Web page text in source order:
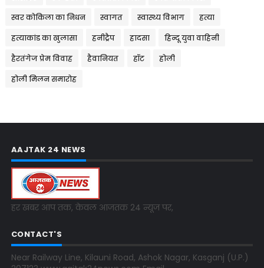
स्वर कोकिला का निधन स्वागत स्वास्थ्य विभाग हत्या
हत्याकांड का खुलासा हनीट्रैप हादसा हिन्दू युवा वाहिनी
हैरतंगेज प्रेम विवाह हैवानियत हॉट होली
होली मिलन समारोह
AAJTAK 24 NEWS
हर खबर आप तक, केवल आजतक 24 न्यूज पर,
CONTACT'S
Near Railway Line, Kilauni Road, Ashok Nagar, Kasganj (U.P.)